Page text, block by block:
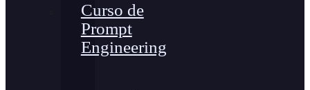
Curso de
Prompt
Engineering